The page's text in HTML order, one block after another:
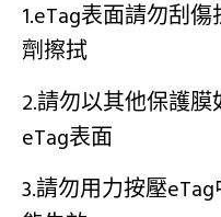
1.eTag表面請勿刮
劑擦拭
2.請勿以其他保護
eTag表面
3.請勿用力按壓